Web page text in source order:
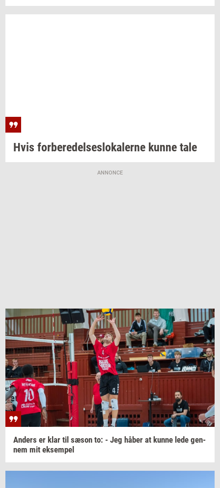
Hvis for­be­re­del­ses­lo­ka­ler­ne kunne tale
ANNONCE
An­ders er klar til sæson to: - Jeg håber at kunne lede gen­
nem mit ek­sem­pel